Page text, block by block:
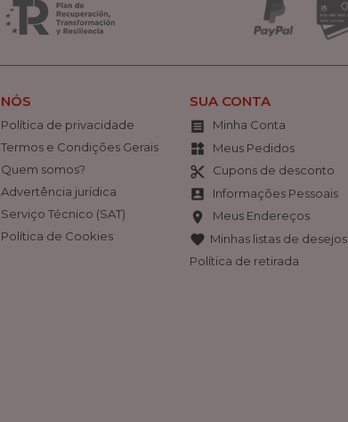
NÓS
Política de privacidade
Termos e Condições Gerais
Quem somos?
Advertência jurídica
Serviço Técnico (SAT)
Política de Cookies
SUA CONTA
 Minha Conta
widgets Meus Pedidos
content_cut Cupons de desconto
account_box Informações Pessoais
location_on Meus Endereços
favorite Minhas listas de desejos
Política de retirada